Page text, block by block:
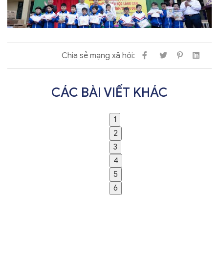
Chia sẻ mạng xã hội:
CÁC BÀI VIẾT KHÁC
1
2
3
4
5
6